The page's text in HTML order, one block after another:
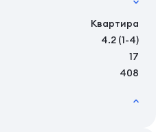
Квартира
4.2 (1-4)
17
408